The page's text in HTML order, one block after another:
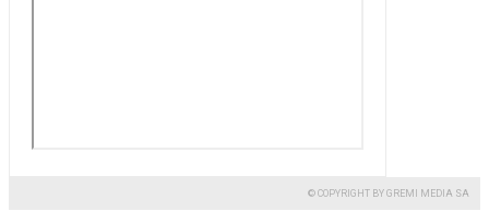
© COPYRIGHT BY GREMI MEDIA SA